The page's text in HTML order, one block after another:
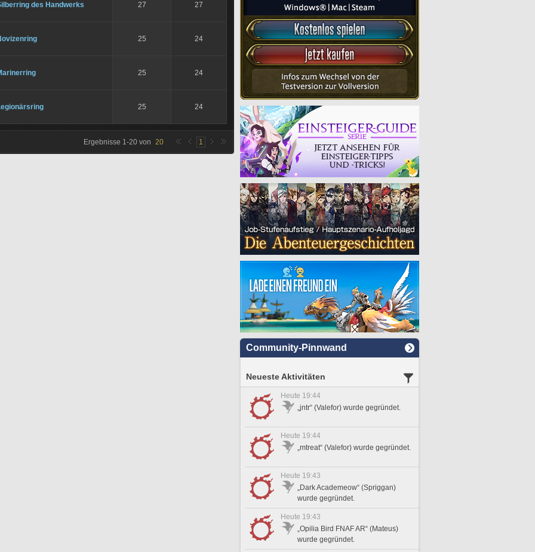
des Handwerks 27 27
25 24
25 24
25 24
Ergebnisse 1-20 von 20 1
Community-Pinnwand
Neueste Aktivitäten
Heute 19:44
„jntr“ (Valefor) wurde gegründet.
Heute 19:44
„mtreat“ (Valefor) wurde gegründet.
Heute 19:43
„Dark Academeow“ (Spriggan)
wurde gegründet.
Heute 19:43
„Opilia Bird FNAF AR“ (Mateus)
wurde gegründet.